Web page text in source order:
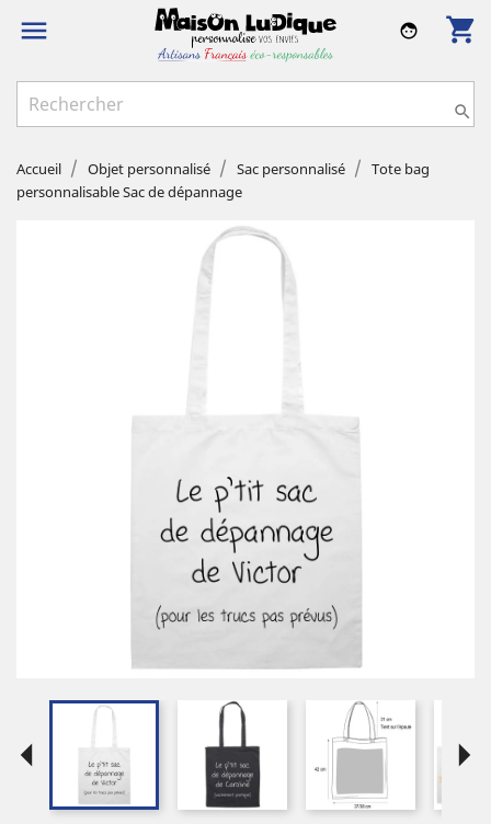
 shopping_cart
face

Accueil Objet personnalisé Sac personnalisé
Tote bag
personnalisable Sac de dépannage
arrow_left arrow_right